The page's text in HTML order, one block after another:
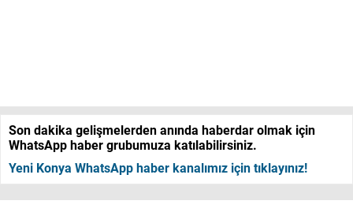
Son dakika gelişmelerden anında haberdar olmak için
WhatsApp haber grubumuza katılabilirsiniz.
Yeni Konya WhatsApp haber kanalımız için tıklayınız!